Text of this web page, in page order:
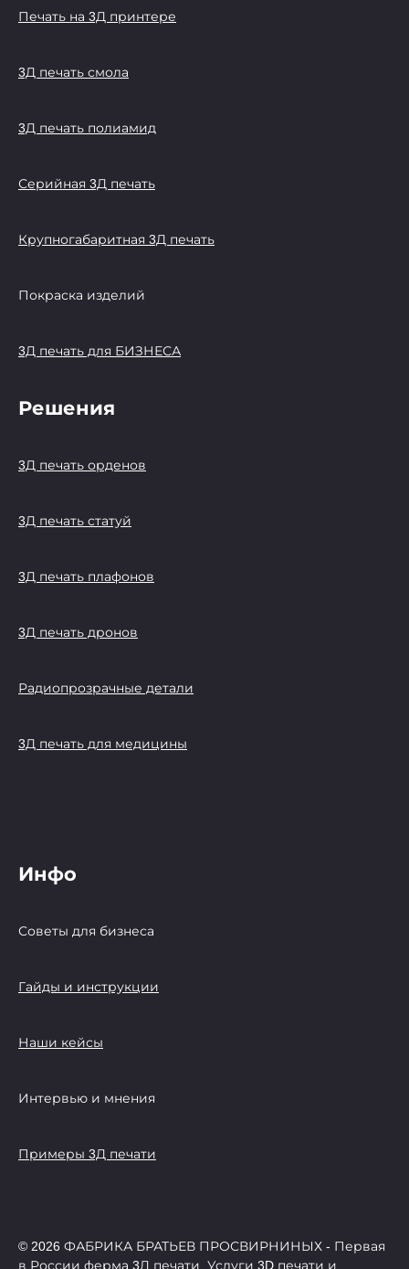
Печать на 3Д принтере
3Д печать смола
3Д печать полиамид
Серийная 3Д печать
Крупногабаритная 3Д печать
Покраска изделий
3Д печать для БИЗНЕСА
Решения
3Д печать орденов
3Д печать статуй
3Д печать плафонов
3Д печать дронов
Радиопрозрачные детали
3Д печать для медицины
Инфо
Советы для бизнеса
Гайды и инструкции
Наши кейсы
Интервью и мнения
Примеры 3Д печати
© 2026 ФАБРИКА БРАТЬЕВ ПРОСВИРНИНЫХ - Первая
в России ферма 3Д печати, Услуги 3D печати и